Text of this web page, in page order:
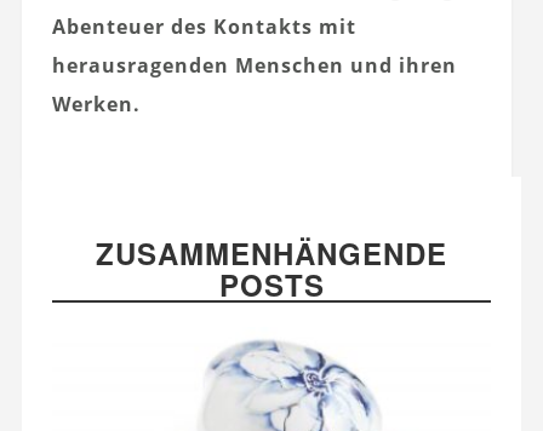
Abenteuer des Kontakts mit
herausragenden Menschen und ihren
Werken.
ZUSAMMENHÄNGENDE
POSTS